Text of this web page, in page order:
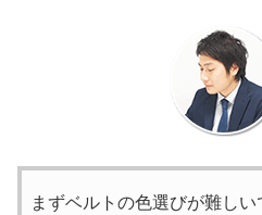
まずベルトの色選びが難しい